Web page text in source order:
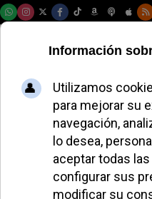
El Papa
anima a
Malta a